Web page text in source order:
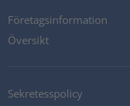
Företagsinformation
Översikt
Sekretesspolicy